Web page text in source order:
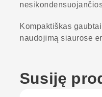
Kompaktiškas
naudojimą siaurose
Susiję